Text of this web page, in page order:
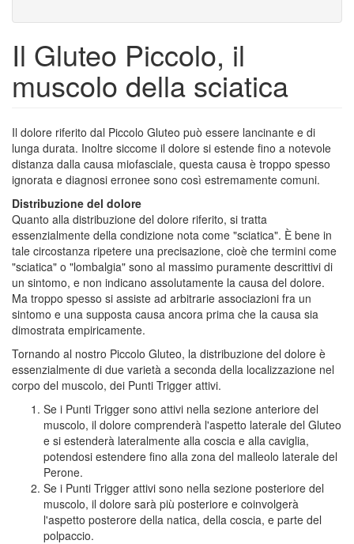
Il Gluteo Piccolo, il
muscolo della sciatica
Il dolore riferito dal Piccolo Gluteo può essere lancinante e di
lunga durata. Inoltre siccome il dolore si estende fino a notevole
distanza dalla causa miofasciale, questa causa è troppo spesso
ignorata e diagnosi erronee sono così estremamente comuni.
Distribuzione del dolore
Quanto alla distribuzione del dolore riferito, si tratta
essenzialmente della condizione nota come "sciatica". È bene in
tale circostanza ripetere una precisazione, cioè che termini come
"sciatica" o "lombalgia" sono al massimo puramente descrittivi di
un sintomo, e non indicano assolutamente la causa del dolore.
Ma troppo spesso si assiste ad arbitrarie associazioni fra un
sintomo e una supposta causa ancora prima che la causa sia
dimostrata empiricamente.
Tornando al nostro Piccolo Gluteo, la distribuzione del dolore è
essenzialmente di due varietà a seconda della localizzazione nel
corpo del muscolo, dei Punti Trigger attivi.
Se i Punti Trigger sono attivi nella sezione anteriore del
muscolo, il dolore comprenderà l'aspetto laterale del Gluteo
e si estenderà lateralmente alla coscia e alla caviglia,
potendosi estendere fino alla zona del malleolo laterale del
Perone.
Se i Punti Trigger attivi sono nella sezione posteriore del
muscolo, il dolore sarà più posteriore e coinvolgerà
l'aspetto posterore della natica, della coscia, e parte del
polpaccio.